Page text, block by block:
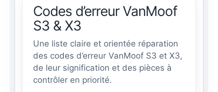
Codes d’erreur VanMoof
S3 & X3
Une liste claire et orientée réparation
des codes d’erreur VanMoof S3 et X3,
de leur signification et des pièces à
contrôler en priorité.